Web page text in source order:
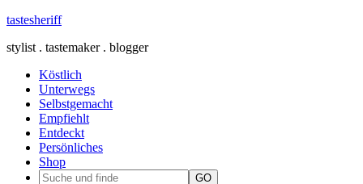
tastesheriff
stylist . tastemaker . blogger
Köstlich
Unterwegs
Selbstgemacht
Empfiehlt
Entdeckt
Persönliches
Shop